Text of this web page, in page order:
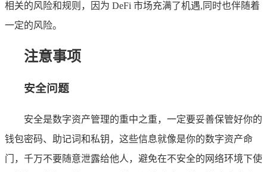
相关的风险和规则，因为 DeFi 市场充满了机遇,同时也伴随着
一定的风险。
注意事项
安全问题
安全是数字资产管理的重中之重，一定要妥善保管好你的
钱包密码、助记词和私钥，这些信息就像是你的数字资产命
门，千万不要随意泄露给他人，避免在不安全的网络环境下使